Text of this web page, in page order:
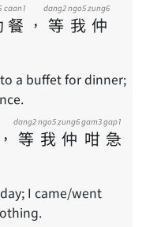
餐
caan1
， 等
dang2
我
ngo5
仲
zung6
a buffet for dinner;
， 等
dang2
我
ngo5
仲
zung6
咁
gam3
急
gap1
I came/went